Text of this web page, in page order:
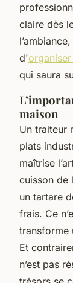
claire dès
d'
qui saura
maison
Un traiteur
plats
maîtrise
cuisson de
un tartare
frais. Ce
transforme
Et
n’est pas